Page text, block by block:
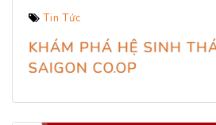
Tin Tức
KHÁM PHÁ HỆ SINH
SAIGON CO.OP